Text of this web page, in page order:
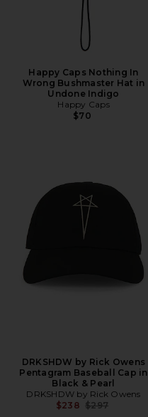
Happy Caps Nothing In
Wrong Bushmaster Hat in
Undone Indigo
Happy Caps
$70
DRKSHDW by Rick Owens
Pentagram Baseball Cap in
Black & Pearl
DRKSHDW by Rick Owens
$238 Precio anterior:
$297